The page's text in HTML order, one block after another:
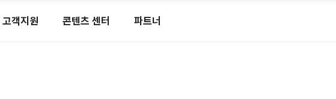
고객지원 콘텐츠 센터 파트너